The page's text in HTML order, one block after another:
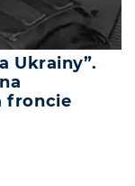
Ukrainy”.
froncie